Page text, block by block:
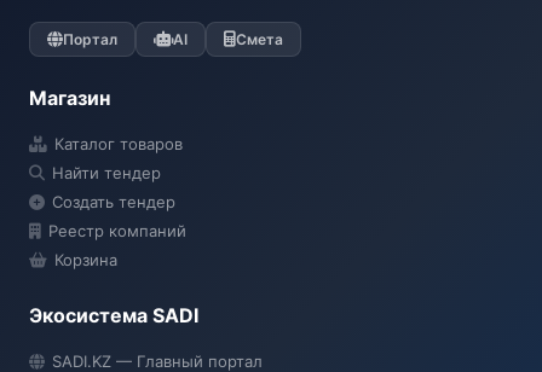
Портал AI Смета
Магазин
Каталог товаров
Найти тендер
Создать тендер
Реестр компаний
Корзина
Экосистема SADI
SADI.KZ — Главный портал
● Подключение...